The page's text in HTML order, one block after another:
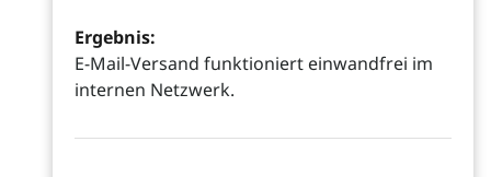
Ergebnis:
E-Mail-Versand funktioniert einwandfrei im
internen Netzwerk.